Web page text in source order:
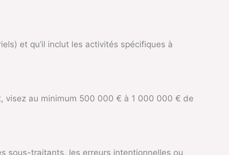
et qu’il inclut les activités spécifiques à
visez au minimum 500 000 € à 1 000 000 € de
sous-traitants, les erreurs intentionnelles ou